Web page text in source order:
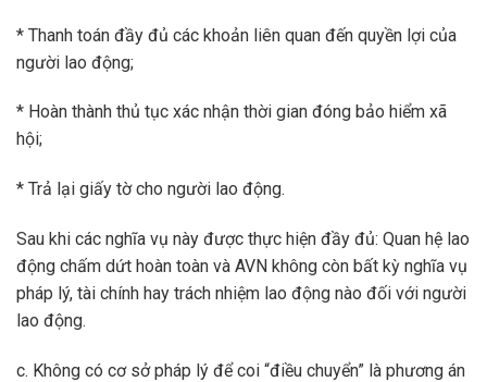
* Thanh toán đầy đủ các khoản liên quan đến quyền lợi của
người lao động;
* Hoàn thành thủ tục xác nhận thời gian đóng bảo hiểm xã
hội;
* Trả lại giấy tờ cho người lao động.
Sau khi các nghĩa vụ này được thực hiện đầy đủ: Quan hệ lao
động chấm dứt hoàn toàn và AVN không còn bất kỳ nghĩa vụ
pháp lý, tài chính hay trách nhiệm lao động nào đối với người
lao động.
c. Không có cơ sở pháp lý để coi “điều chuyển” là phương án